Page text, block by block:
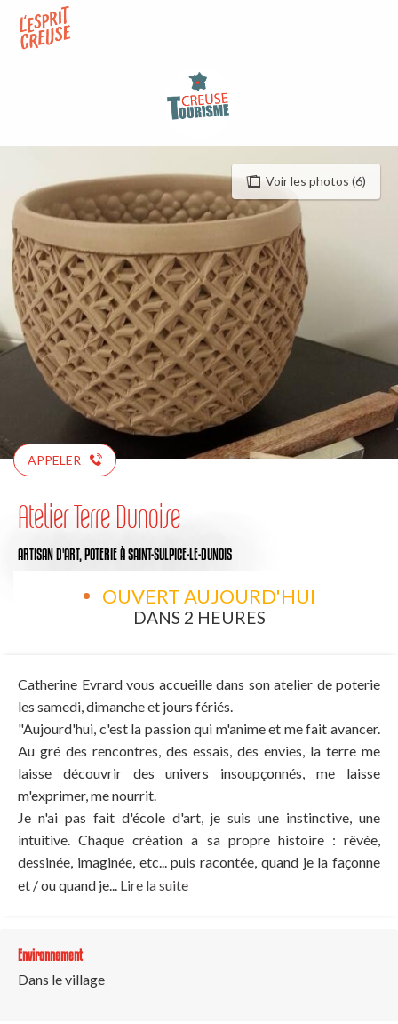
contenu
Voir les photos (6)
APPELER
Atelier Terre Dunoise
ARTISAN D'ART, POTERIEÀ SAINT-SULPICE-LE-DUNOIS
OUVERT AUJOURD'HUI
DANS 2 HEURES
Catherine Evrard vous accueille dans son atelier de poterie
les samedi, dimanche et jours fériés.
"Aujourd'hui, c'est la passion qui m'anime et me fait avancer.
Au gré des rencontres, des essais, des envies, la terre me
laisse découvrir des univers insoupçonnés, me laisse
m'exprimer, me nourrit.
Je n'ai pas fait d'école d'art, je suis une instinctive, une
intuitive. Chaque création a sa propre histoire : rêvée,
dessinée, imaginée, etc... puis racontée, quand je la façonne
et / ou quand je... Lire la suite
Environnement
Dans le village